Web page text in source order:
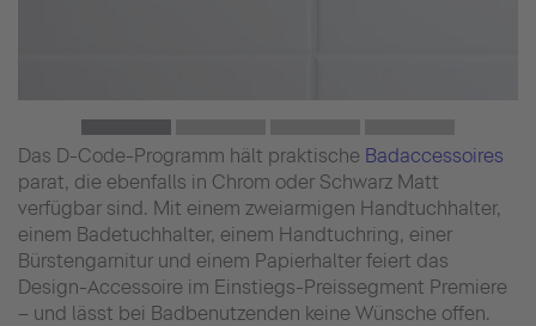
Das D-Code-Programm hält praktische Badaccessoires
parat, die ebenfalls in Chrom oder Schwarz Matt
verfügbar sind. Mit einem zweiarmigen Handtuchhalter,
einem Badetuchhalter, einem Handtuchring, einer
Bürstengarnitur und einem Papierhalter feiert das
Design-Accessoire im Einstiegs-Preissegment Premiere
– und lässt bei Badbenutzenden keine Wünsche offen.